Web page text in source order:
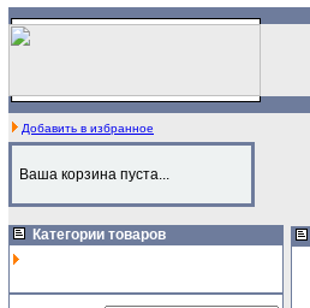
Добавить в избранное
Ваша корзина пуста...
Категории товаров